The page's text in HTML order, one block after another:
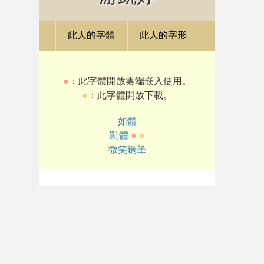
此人的字體 此人的字形
● ：此字體開放雲端嵌入使用。
● ：此字體開放下載。
如體
凱體 ● ●
微笑鋼筆